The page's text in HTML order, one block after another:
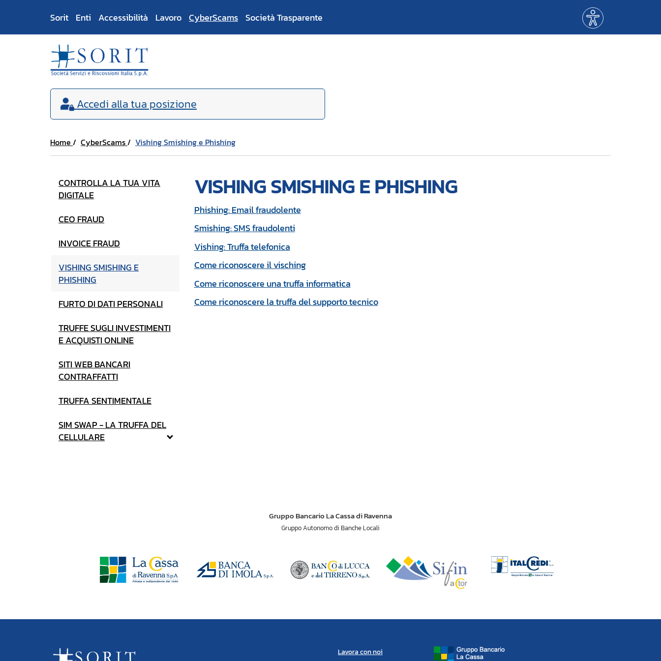
Sorit Enti Accessibilità Lavoro CyberScams Società Trasparente
Menù
Accedi alla tua posizione
Home CyberScams Vishing Smishing e Phishing
CONTROLLA LA TUA VITA
DIGITALE
CEO FRAUD
INVOICE FRAUD
VISHING SMISHING E
PHISHING
FURTO DI DATI PERSONALI
TRUFFE SUGLI INVESTIMENTI
E ACQUISTI ONLINE
SITI WEB BANCARI
CONTRAFFATTI
TRUFFA SENTIMENTALE
SIM SWAP - LA TRUFFA DEL
CELLULARE
VISHING SMISHING E PHISHING
Phishing: Email fraudolente
Smishing: SMS fraudolenti
Vishing: Truffa telefonica
Come riconoscere il visching
Come riconoscere una truffa informatica
Come riconoscere la truffa del supporto tecnico
Gruppo Bancario La Cassa di Ravenna
Gruppo Autonomo di Banche Locali
Lavora con noi